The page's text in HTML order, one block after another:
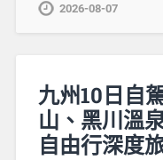
2026-08-07
九州10日自
山、黑川溫
自由行深度